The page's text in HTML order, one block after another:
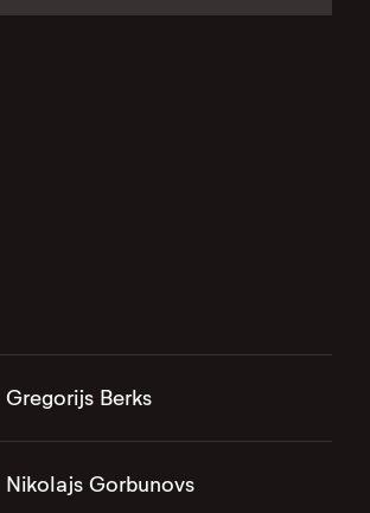
Gregorijs Berks
Nikolajs Gorbunovs